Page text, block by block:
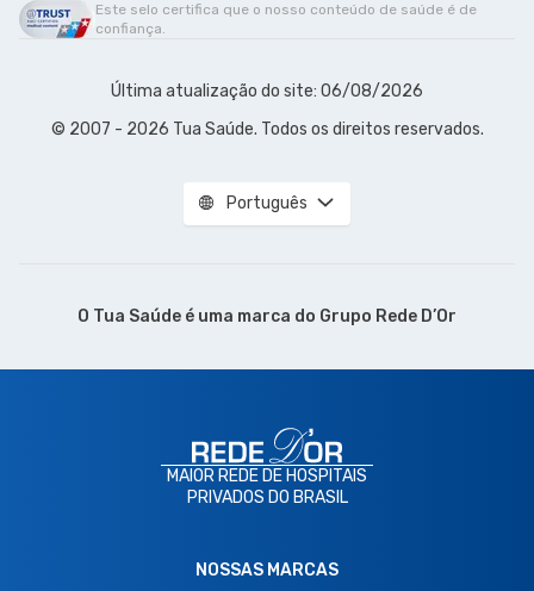
Este selo certifica que o nosso conteúdo de saúde é de
confiança.
Última atualização do site: 06/08/2026
© 2007 - 2026 Tua Saúde. Todos os direitos reservados.
Português
O Tua Saúde é uma marca do Grupo Rede D’Or
MAIOR REDE DE HOSPITAIS
PRIVADOS DO BRASIL
NOSSAS MARCAS